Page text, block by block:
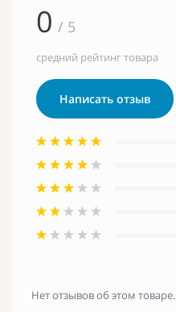
0 / 5
средний рейтинг товара
Написать отзыв
Нет отзывов об этом товаре.